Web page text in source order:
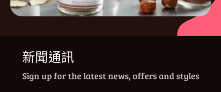
新聞通訊
Sign up for the latest news, offers and styles